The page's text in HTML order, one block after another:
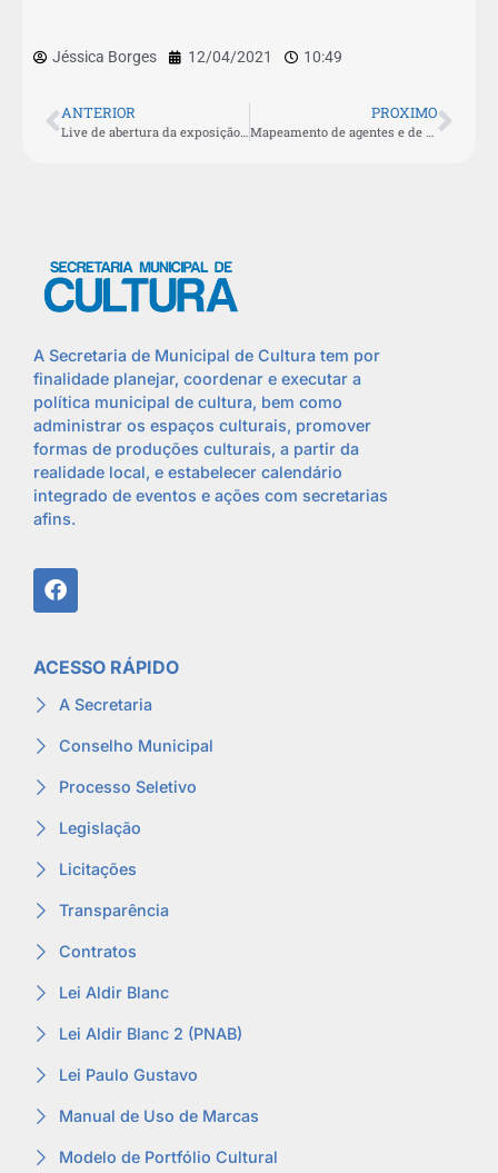
Jéssica Borges 12/04/2021 10:49
ANTERIOR
Live de abertura da exposição “Relembrar é Viver” acontece nesta sexta-feira (9)
PROXIMO
Mapeamento de agentes e de patrimônios culturais aldeenses tem cerca de 80 novos cadastros
A Secretaria de Municipal de Cultura tem por
finalidade planejar, coordenar e executar a
política municipal de cultura, bem como
administrar os espaços culturais, promover
formas de produções culturais, a partir da
realidade local, e estabelecer calendário
integrado de eventos e ações com secretarias
afins.
ACESSO RÁPIDO
A Secretaria
Conselho Municipal
Processo Seletivo
Legislação
Licitações
Transparência
Contratos
Lei Aldir Blanc
Lei Aldir Blanc 2 (PNAB)
Lei Paulo Gustavo
Manual de Uso de Marcas
Modelo de Portfólio Cultural